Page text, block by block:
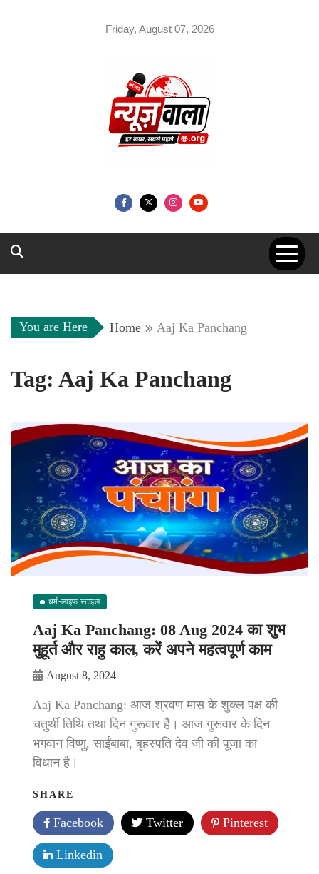
Friday, August 07, 2026
You are Here Home Aaj Ka Panchang
Tag: Aaj Ka Panchang
धर्म-लाइफ स्टाइल
Aaj Ka Panchang: 08 Aug 2024 का शुभ
मुहूर्त और राहु काल, करें अपने महत्वपूर्ण काम
August 8, 2024
Aaj Ka Panchang: आज श्रवण मास के शुक्ल पक्ष की
चतुर्थी तिथि तथा दिन गुरूवार है। आज गुरूवार के दिन
भगवान विष्णु, साईंबाबा, बृहस्पति देव जी की पूजा का
विधान है।
SHARE
Facebook Twitter Pinterest
Linkedin